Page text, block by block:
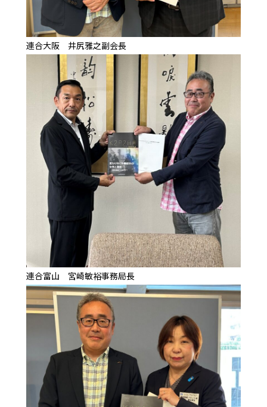
連合大阪 井尻雅之副会長
連合富山 宮崎敏裕事務局長